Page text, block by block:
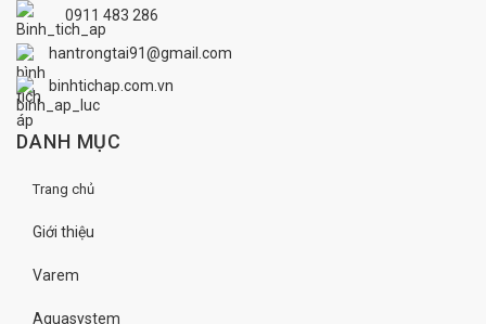
0911 483 286
hantrongtai91@gmail.com
binhtichap.com.vn
DANH MỤC
Trang chủ
Giới thiệu
Varem
Aquasystem